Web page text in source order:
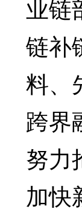
业链
链补
料、
跨界
努力
加快